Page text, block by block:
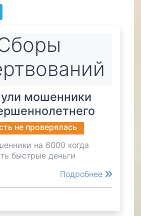
мошенники
не проверялась
на 6000 когда
быстрые деньги
Подробнее